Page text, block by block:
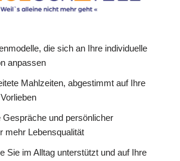
die sich an Ihre individuelle
anpassen
Mahlzeiten, abgestimmt auf Ihre
Gespräche und persönlicher
mehr Lebensqualität
Sie im Alltag unterstützt und auf Ihre